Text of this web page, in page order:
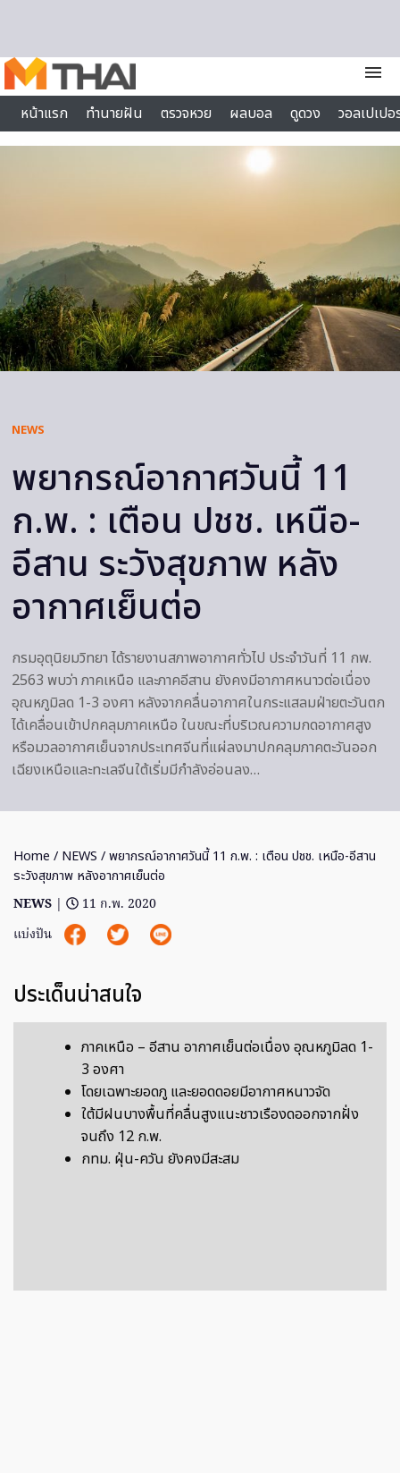
menu
หน้าแรก
ทำนายฝัน ตรวจหวย ผลบอล ดูดวง
วอลเปเป
ไลฟ์สไตล์
NEWS
พยากรณ์อากาศวันนี้ 11
ก.พ. : เตือน ปชช. เหนือ-
อีสาน ระวังสุขภาพ หลัง
อากาศเย็นต่อ
กรมอุตุนิยมวิทยา ได้รายงานสภาพอากาศทั่วไป ประจำวันที่ 11 กพ.
2563 พบว่า ภาคเหนือ และภาคอีสาน ยังคงมีอากาศหนาวต่อเนื่อง
อุณหภูมิลด 1-3 องศา หลังจากคลื่นอากาศในกระแสลมฝ่ายตะวันตก
ได้เคลื่อนเข้าปกคลุมภาคเหนือ ในขณะที่บริเวณความกดอากาศสูง
หรือมวลอากาศเย็นจากประเทศจีนที่แผ่ลงมาปกคลุมภาคตะวันออก
เฉียงเหนือและทะเลจีนใต้เริ่มมีกำลังอ่อนลง…
Home / NEWS / พยากรณ์อากาศวันนี้ 11 ก.พ. : เตือน ปชช. เหนือ-อีสาน
ระวังสุขภาพ หลังอากาศเย็นต่อ
NEWS |
11 ก.พ. 2020
แบ่งปัน
ประเด็นน่าสนใจ
ภาคเหนือ – อีสาน อากาศเย็นต่อเนื่อง อุณหภูมิลด 1-
3 องศา
โดยเฉพาะยอดภู และยอดดอยมีอากาศหนาวจัด
ใต้มีฝนบางพื้นที่คลื่นสูงแนะชาวเรืองดออกจากฝั่ง
จนถึง 12 ก.พ.
กทม. ฝุ่น-ควัน ยังคงมีสะสม